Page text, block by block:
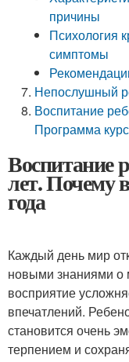
причины
Психология
симптомы
Непослушный
Воспитание
Программа
Воспитание
лет. Почему
года
Каждый день мир
новыми знаниями о
восприятие
впечатлений.
становится очень
терпением и